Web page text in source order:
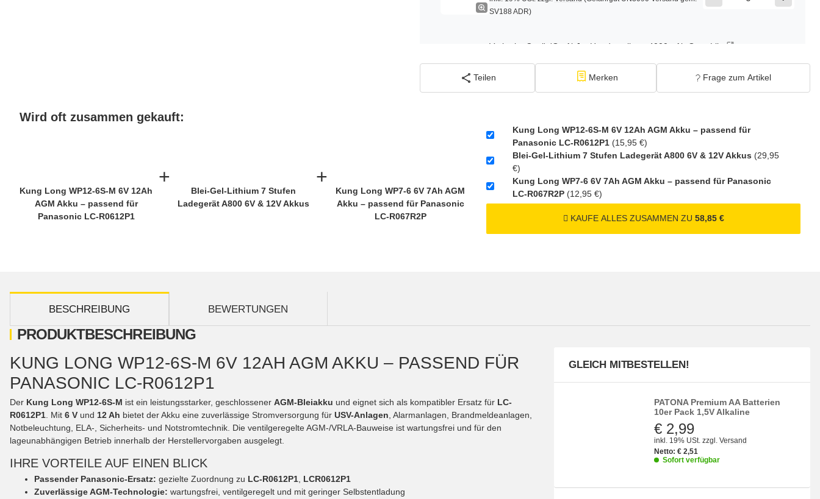
SV188 ADR)
Verbatim Cool'n'Go AirJet Handventilator 4000mAh Grau Lila
22,95 €
inkl. 19% USt. zzgl. Versand
(Gefahrgut UN3480 Versand gem.
Teilen Merken Frage zum Artikel
Wird oft zusammen gekauft:
Kung Long WP12-6S-M 6V 12Ah
AGM Akku – passend für
Panasonic LC-R0612P1
+
Blei-Gel-Lithium 7 Stufen
Ladegerät A800 6V & 12V Akkus
+
Kung Long WP7-6 6V 7Ah AGM
Akku – passend für Panasonic
LC-R067R2P
Kung Long WP12-6S-M 6V 12Ah AGM Akku – passend für
Panasonic LC-R0612P1 (15,95 €)
Blei-Gel-Lithium 7 Stufen Ladegerät A800 6V & 12V Akkus (29,95
€)
Kung Long WP7-6 6V 7Ah AGM Akku – passend für Panasonic
LC-R067R2P (12,95 €)
KAUFE ALLES ZUSAMMEN ZU 58,85 €
BESCHREIBUNG BEWERTUNGEN
PRODUKTBESCHREIBUNG
KUNG LONG WP12-6S-M 6V 12AH AGM AKKU – PASSEND FÜR
PANASONIC LC-R0612P1
Der Kung Long WP12-6S-M ist ein leistungsstarker, geschlossener AGM-Bleiakku und eignet sich als kompatibler Ersatz für LC-
R0612P1 . Mit 6 V und 12 Ah bietet der Akku eine zuverlässige Stromversorgung für USV-Anlagen , Alarmanlagen, Brandmeldeanlagen,
Notbeleuchtung, ELA-, Sicherheits- und Notstromtechnik. Die ventilgeregelte AGM-/VRLA-Bauweise ist wartungsfrei und für den
lageunabhängigen Betrieb innerhalb der Herstellervorgaben ausgelegt.
IHRE VORTEILE AUF EINEN BLICK
Passender Panasonic-Ersatz: gezielte Zuordnung zu LC-R0612P1, LCR0612P1
Zuverlässige AGM-Technologie: wartungsfrei, ventilgeregelt und mit geringer Selbstentladung
GLEICH MITBESTELLEN!
PATONA Premium AA Batterien
10er Pack 1,5V Alkaline
€ 2,99
inkl. 19% USt. zzgl.Versand
Netto: €2,51
Sofort verfügbar